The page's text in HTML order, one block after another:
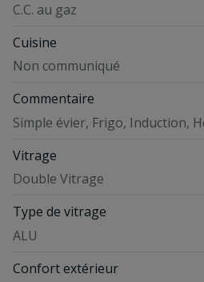
C.C. au gaz
Cuisine
Non communiqué
Commentaire
Simple évier, Frigo, Induction,
Vitrage
Double Vitrage
Type de vitrage
ALU
Confort extérieur